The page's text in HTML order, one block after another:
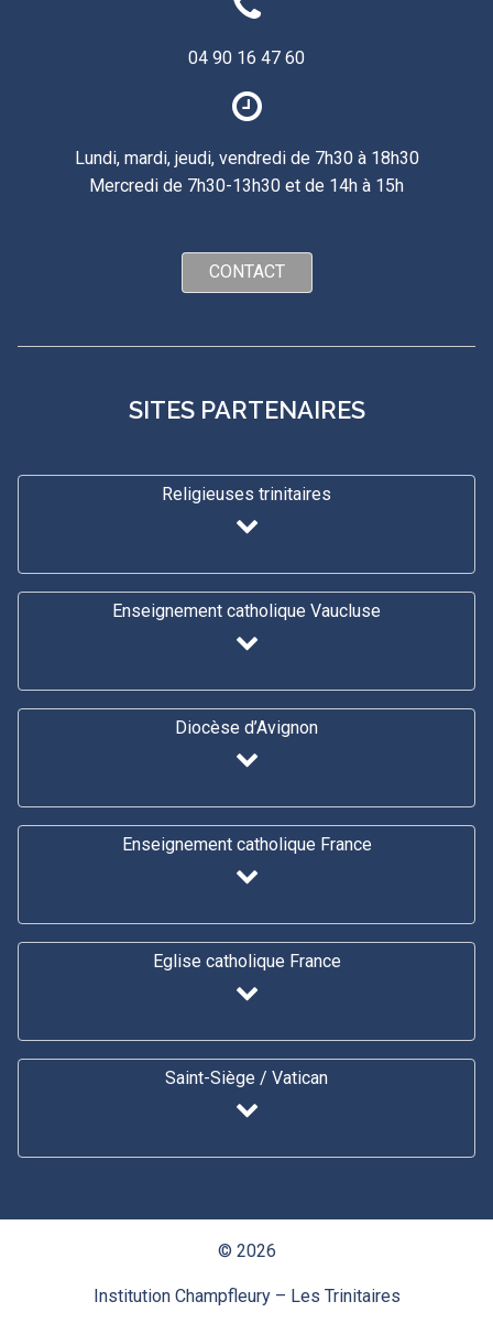
04 90 16 47 60
Lundi, mardi, jeudi, vendredi de 7h30 à 18h30
Mercredi de 7h30-13h30 et de 14h à 15h
CONTACT
SITES PARTENAIRES
Religieuses trinitaires
Enseignement catholique Vaucluse
Diocèse d’Avignon
Enseignement catholique France
Eglise catholique France
Saint-Siège / Vatican
© 2026
Institution Champfleury – Les Trinitaires